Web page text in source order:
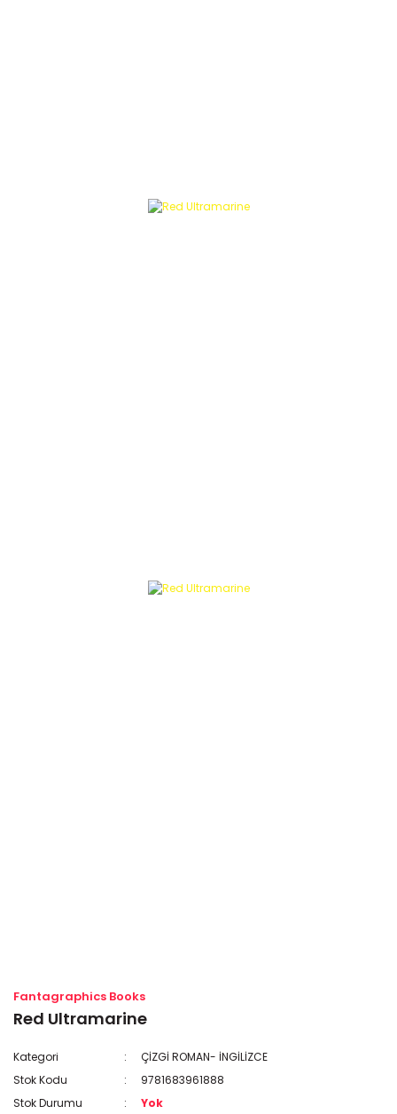
Fantagraphics Books
Red Ultramarine
Kategori
ÇİZGİ ROMAN- İNGİLİZCE
Stok Kodu
9781683961888
Stok Durumu
Yok